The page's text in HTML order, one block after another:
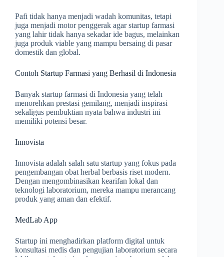
Pafi tidak hanya menjadi wadah komunitas, tetapi
juga menjadi motor penggerak agar startup farmasi
yang lahir tidak hanya sekadar ide bagus, melainkan
juga produk viable yang mampu bersaing di pasar
domestik dan global.
Contoh Startup Farmasi yang Berhasil di Indonesia
Banyak startup farmasi di Indonesia yang telah
menorehkan prestasi gemilang, menjadi inspirasi
sekaligus pembuktian nyata bahwa industri ini
memiliki potensi besar.
Innovista
Innovista adalah salah satu startup yang fokus pada
pengembangan obat herbal berbasis riset modern.
Dengan mengombinasikan kearifan lokal dan
teknologi laboratorium, mereka mampu merancang
produk yang aman dan efektif.
MedLab App
Startup ini menghadirkan platform digital untuk
konsultasi medis dan pengujian laboratorium secara